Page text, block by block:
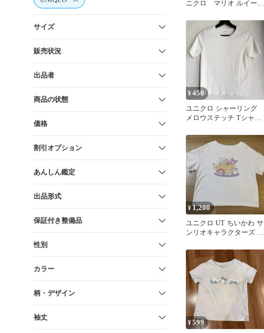
サイズ
販売状況
出品者
商品の状態
価格
割引オプション
あんしん鑑定
出品形式
保証付き整備品
性別
カラー
柄・デザイン
袖丈
ニクロ マリオ ルイージ
¥450
ユニクロ シャーリング
メロウステッチ Tシャツ
¥1,200
ユニクロ UT ちいかわ サ
ンリオキャラクターズ t
¥599